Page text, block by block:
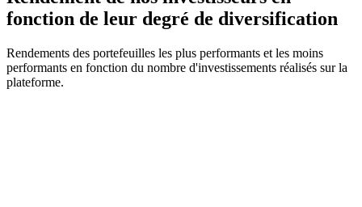
fonction de leur degré de diversification
Rendements des portefeuilles les plus performants et les moins
performants en fonction du nombre d'investissements réalisés sur la
plateforme.